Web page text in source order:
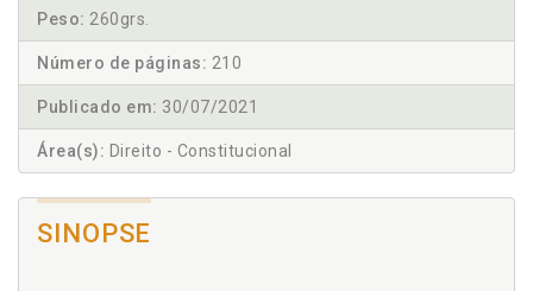
Peso: 260grs.
Número de páginas: 210
Publicado em: 30/07/2021
Área(s): Direito - Constitucional
SINOPSE